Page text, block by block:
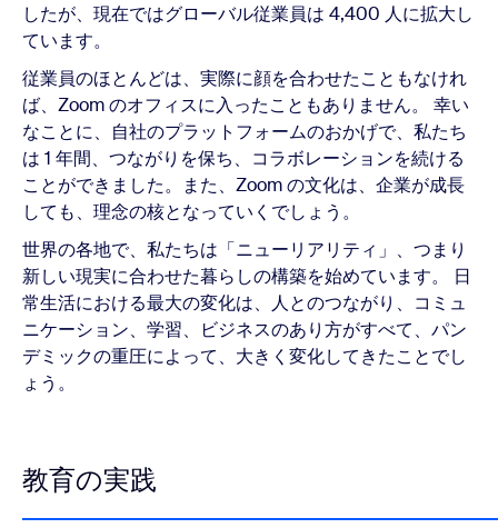
したが、現在ではグローバル従業員は 4,400 人に拡大し
ています。
従業員のほとんどは、実際に顔を合わせたこともなけれ
ば、Zoom のオフィスに入ったこともありません。 幸い
なことに、自社のプラットフォームのおかげで、私たち
は 1 年間、つながりを保ち、コラボレーションを続ける
ことができました。また、Zoom の文化は、企業が成長
しても、理念の核となっていくでしょう。
世界の各地で、私たちは「ニューリアリティ」、つまり
新しい現実に合わせた暮らしの構築を始めています。 日
常生活における最大の変化は、人とのつながり、コミュ
ニケーション、学習、ビジネスのあり方がすべて、パン
デミックの重圧によって、大きく変化してきたことでし
ょう。
教育の実践